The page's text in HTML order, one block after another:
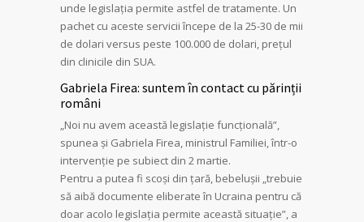
unde legislația permite astfel de tratamente. Un
pachet cu aceste servicii începe de la 25-30 de mii
de dolari versus peste 100.000 de dolari, prețul
din clinicile din SUA.
Gabriela Firea: suntem în contact cu părinții
români
„Noi nu avem această legislaţie funcţională”,
spunea și Gabriela Firea, ministrul Familiei, într-o
intervenție pe subiect din 2 martie.
Pentru a putea fi scoși din țară, bebelușii „trebuie
să aibă documente eliberate în Ucraina pentru că
doar acolo legislaţia permite această situaţie”, a